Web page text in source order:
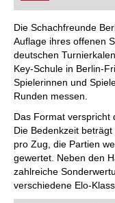
FRITZ trainieren Sie
individueller als je zuvor.
Die Schachfreunde
Auflage ihres offenen
deutschen
Key-Schule in Berlin-
Spielerinnen und
Runden messen.
Das Format verspricht
Die Bedenkzeit
pro Zug, die Partien
gewertet. Neben den
zahlreiche
verschiedene Elo-